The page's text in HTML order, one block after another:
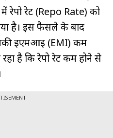
रेपो रेट (Repo Rate) को
है। इस फैसले के बाद
ईएमआई (EMI) कम
है कि रेपो रेट कम होने से